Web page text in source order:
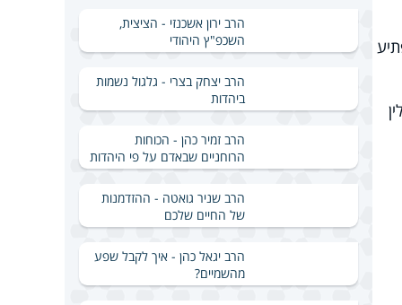
הרב ירון אשכנזי - הציצית,
השכפ"ץ היהודי
הרב יצחק בצרי - גלגול נשמות
ביהדות
הרב זמיר כהן - הכוחות
הרוחניים שבאדם על פי היהדות
הרב שניר גואטה - ההזדמנות
של החיים שלכם
הרב יגאל כהן - איך לקבל שפע
מהשמיים?